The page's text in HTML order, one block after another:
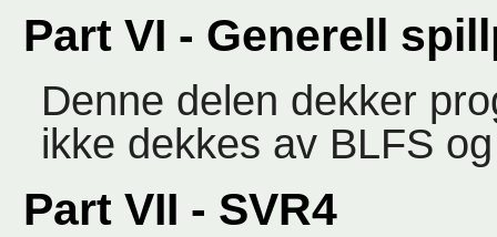
Part VI - Generell
Denne delen dekker
ikke dekkes av BLFS
Part VII - SVR4